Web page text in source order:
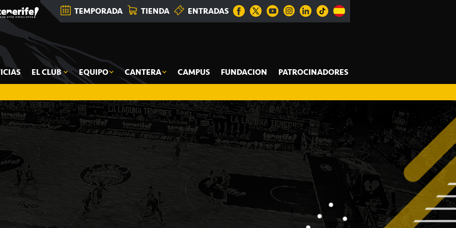
TEMPORADA TIENDA ENTRADAS
EL CLUB EQUIPO CANTERA CAMPUS FUNDACION PATROCINADORES